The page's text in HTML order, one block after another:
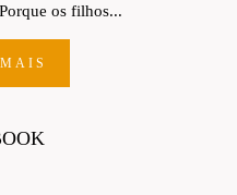
os filhos...